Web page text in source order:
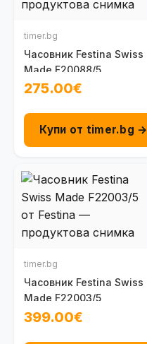
timer.bg
Часовник Festina Swiss
Made F20088/5
275.00€
Купи от timer.bg →
timer.bg
Часовник Festina Swiss
Made F22003/5
399.00€